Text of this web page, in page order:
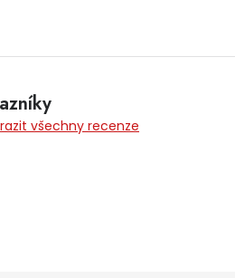
všechny recenze